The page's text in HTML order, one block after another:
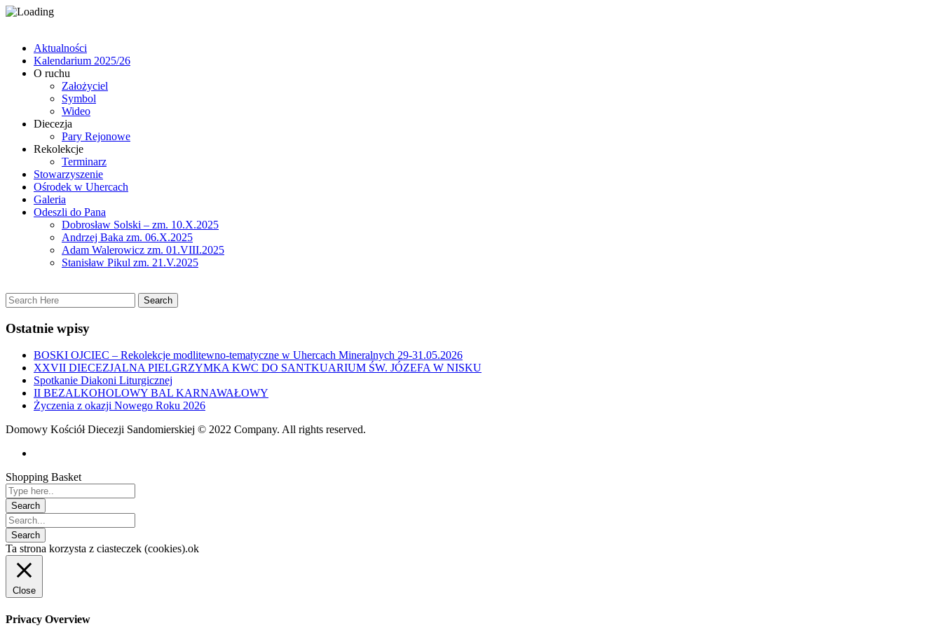
Aktualności
Kalendarium 2025/26
O ruchu
Założyciel
Symbol
Wideo
Diecezja
Pary Rejonowe
Rekolekcje
Terminarz
Stowarzyszenie
Ośrodek w Uhercach
Galeria
Odeszli do Pana
Dobrosław Solski – zm. 10.X.2025
Andrzej Baka zm. 06.X.2025
Adam Walerowicz zm. 01.VIII.2025
Stanisław Pikul zm. 21.V.2025
Ostatnie wpisy
BOSKI OJCIEC – Rekolekcje modlitewno-tematyczne w Uhercach Mineralnych 29-31.05.2026
XXVII DIECEZJALNA PIELGRZYMKA KWC DO SANTKUARIUM ŚW. JÓZEFA W NISKU
Spotkanie Diakoni Liturgicznej
II BEZALKOHOLOWY BAL KARNAWAŁOWY
Życzenia z okazji Nowego Roku 2026
Domowy Kościół Diecezji Sandomierskiej © 2022 Company. All rights reserved.
Shopping Basket
Ta strona korzysta z ciasteczek (cookies).ok
Close
Privacy Overview